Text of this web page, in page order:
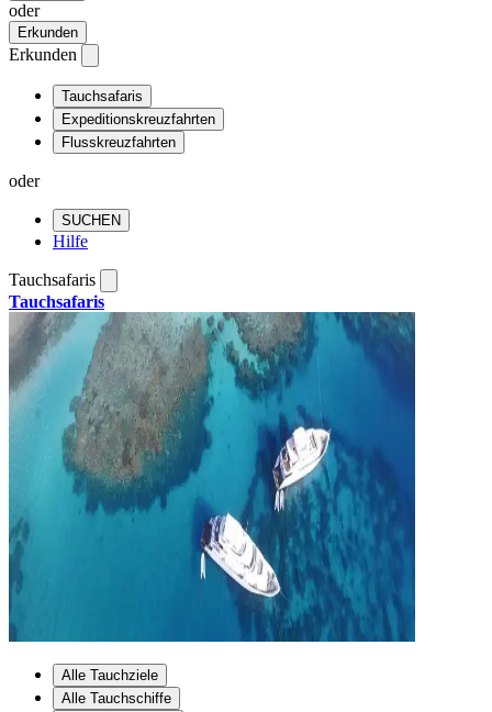
oder
Erkunden
Erkunden
Tauchsafaris
Expeditionskreuzfahrten
Flusskreuzfahrten
oder
SUCHEN
Hilfe
Tauchsafaris
Tauchsafaris
Alle Tauchziele
Alle Tauchschiffe